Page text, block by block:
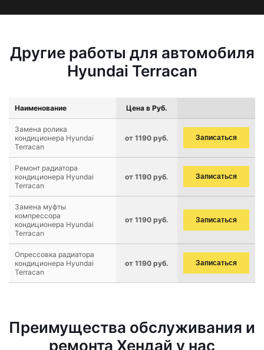
Другие работы для автомобиля
Hyundai Terracan
Наименование Цена в Руб.
Замена ролика
кондиционера Hyundai
Terracan
от 1190 руб. Записаться
Ремонт радиатора
кондиционера Hyundai
Terracan
от 1190 руб. Записаться
Замена муфты
компрессора
кондиционера Hyundai
Terracan
от 1190 руб. Записаться
Опрессовка радиатора
кондиционера Hyundai
Terracan
от 1190 руб. Записаться
Преимущества обслуживания и
ремонта Хендай у нас